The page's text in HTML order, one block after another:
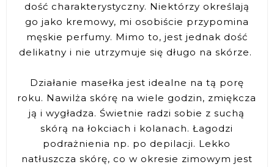
dość charakterystyczny. Niektórzy określają
go jako kremowy, mi osobiście przypomina
męskie perfumy. Mimo to, jest jednak dość
delikatny i nie utrzymuje się długo na skórze.
Działanie masełka jest idealne na tą porę
roku. Nawilża skórę na wiele godzin, zmiękcza
ją i wygładza. Świetnie radzi sobie z suchą
skórą na łokciach i kolanach. Łagodzi
podrażnienia np. po depilacji. Lekko
natłuszcza skórę, co w okresie zimowym jest